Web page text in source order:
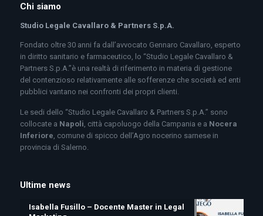
Chi siamo
Studio Legale Cavallaro & Partners S.p.A.
Fondato oltre 30 anni fa dall’avvocato Gennaro Cavallaro, esperto
in diritto sanitario e farmaceutico, lo “Studio Legale Cavallaro &
Partners S.p.A.”è una realtà di riferimento in materia di gestione
del contenzioso relativamente alle sofferenze che società ed enti
pubblici vantano nei confronti dei propri clienti.
Le sedi dello “Studio Legale Cavallaro & Partners S.p.A.” sono
collocate a Napoli, città capoluogo della Campania e a Nocera
Inferiore, comune di spicco dell’Agro nocerino sarnese in
provincia di Salerno.
Ultime news
Isabella Fusillo – Docente Master in Legal